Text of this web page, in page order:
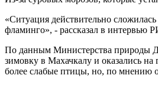
«Ситуация действительно
фламинго», - рассказал в интервью
По данным Министерства природы
зимовку в Махачкалу и оказались
более слабые птицы, но, по мнению